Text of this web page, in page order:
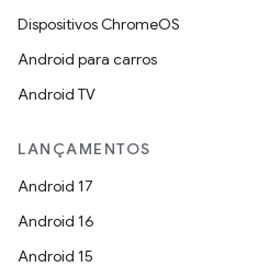
Dispositivos ChromeOS
Android para carros
Android TV
LANÇAMENTOS
Android 17
Android 16
Android 15